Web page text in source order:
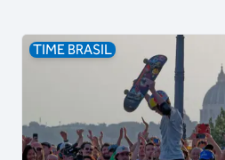
TIME BRASIL